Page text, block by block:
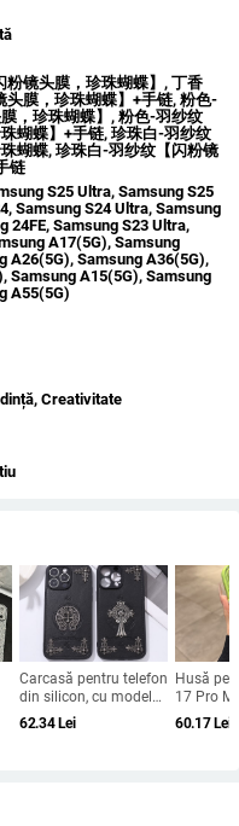
粉镜头膜，珍珠蝴蝶】, 丁香
头膜，珍珠蝴蝶】+手链, 粉色-
，珍珠蝴蝶】, 粉色-羽纱纹
珠蝴蝶】+手链, 珍珠白-羽纱纹
珠蝴蝶, 珍珠白-羽纱纹【闪粉镜
链
S25 Ultra, Samsung S25
Samsung S24 Ultra, Samsung
24FE, Samsung S23 Ultra,
A17(5G), Samsung
A26(5G), Samsung A36(5G),
Samsung A15(5G), Samsung
A55(5G)
Creativitate
Carcasă pentru telefon
din silicon, cu model
gravat în relief,
portabilă, anti-cadere,
62.34Lei
Husă
17 Pro
obiectiv
60.17Lei